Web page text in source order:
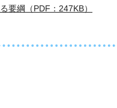
要綱（PDF：247KB）